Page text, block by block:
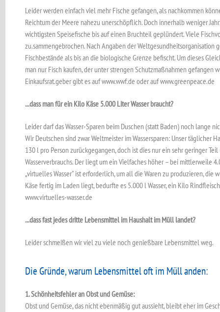
Leider werden einfach viel mehr Fische gefangen, als nachkommen
Reichtum der Meere nahezu unerschöpflich. Doch innerhalb weniger
wichtigsten Speisefische bis auf einen Bruchteil geplündert. Viele
zu.sammengebrochen. Nach Angaben der
Fischbestände als bis an die biologische Grenze befischt. Um dieses
man nur Fisch kaufen, der unter strengen Schutzmaßnahmen gefangen
Einkaufsrat.geber gibt es auf www.wwf.de oder auf www.greenpeace.de
...dass man für ein Kilo Käse 5.000 Liter Wasser braucht?
Leider darf das Wasser-Sparen beim Duschen (statt Baden) noch lange
Wir Deutschen sind zwar Weltmeister im Wassersparen: Unser täglicher
130 l pro Person zurückgegangen, doch ist dies nur ein sehr geringer
Wasserverbrauchs. Der liegt um ein Vielfaches höher – bei mittlerweile
„virtuelles Wasser" ist erforderlich, um all die Waren zu produzieren, die
Käse fertig im Laden liegt, bedurfte es 5.000 l Wasser, ein Kilo
www.virtuelles-wasser.de
...dass fast jedes dritte Lebensmittel im Haushalt im Müll landet?
Leider schmeißen wir viel zu viele noch genießbare Lebensmittel weg.
Die Gründe, warum Lebensmittel oft im Müll anden:
1. Schönheitsfehler an Obst und Gemüse:
Obst und Gemüse, das nicht ebenmäßig gut aussieht, bleibt eher im